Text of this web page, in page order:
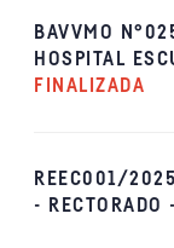
BAVVMO
HOSPITAL
FINALIZADA
REEC001/
- RECTORADO